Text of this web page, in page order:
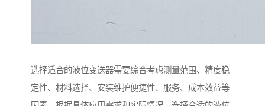
选择适合的液位变送器需要综合考虑测量范围、精度稳
定性、材料选择、安装维护便捷性、服务、成本效益等